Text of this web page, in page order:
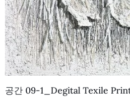
공간 09-1_Degital Texile